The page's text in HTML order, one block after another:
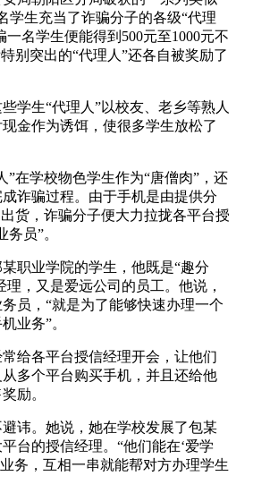
学生充当了诈骗分子的各级“代理
一名学生便能得到500元至1000元不
别突出的“代理人”还各自被奖励了
生“代理人”以校友、老乡等熟人
金作为诱饵，使很多学生放松了
学校物色学生作为“唐僧肉”，还
诈骗过程。由于手机是由提供分
货，诈骗分子便大力拉拢各平台授
员”。
业学院的学生，他既是“趣分
理，又是爱远公司的员工。他说，
员，“就是为了能够快速办理一个
业务”。
各平台授信经理开会，让他们
多个平台购买手机，并且还给他
励。
。她说，她在学校发展了包某
台的授信经理。“他们能在‘爱学
务，互相一串就能帮对方办理学生